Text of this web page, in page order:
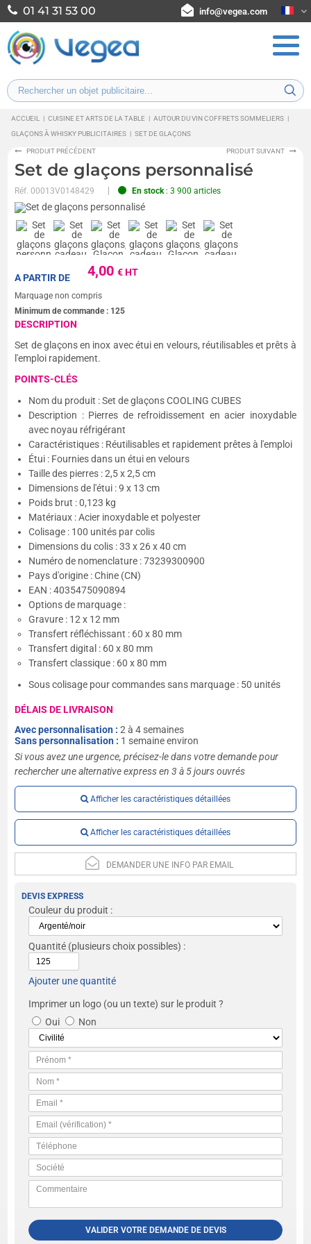
01 41 31 53 00 info@vegea.com
ACCUEIL | CUISINE ET ARTS DE LA TABLE | AUTOUR DU VIN COFFRETS SOMMELIERS |
GLAÇONS À WHISKY PUBLICITAIRES | SET DE GLAÇONS
PRODUIT PRÉCÉDENT PRODUIT SUIVANT
Set de glaçons personnalisé
Réf.00013V0148429 En stock: 3 900 articles
4,00€ HT
A PARTIR DE
Marquage non compris
Minimum de commande : 125
DESCRIPTION
Set de glaçons en inox avec étui en velours, réutilisables et prêts à
l'emploi rapidement.
POINTS-CLÉS
Nom du produit : Set de glaçons COOLING CUBES
Description : Pierres de refroidissement en acier inoxydable
avec noyau réfrigérant
Caractéristiques : Réutilisables et rapidement prêtes à l'emploi
Étui : Fournies dans un étui en velours
Taille des pierres : 2,5 x 2,5 cm
Dimensions de l'étui : 9 x 13 cm
Poids brut : 0,123 kg
Matériaux : Acier inoxydable et polyester
Colisage : 100 unités par colis
Dimensions du colis : 33 x 26 x 40 cm
Numéro de nomenclature : 73239300900
Pays d'origine : Chine (CN)
EAN : 4035475090894
Options de marquage :
Gravure : 12 x 12 mm
Transfert réfléchissant : 60 x 80 mm
Transfert digital : 60 x 80 mm
Transfert classique : 60 x 80 mm
Sous colisage pour commandes sans marquage : 50 unités
DÉLAIS DE LIVRAISON
Avec personnalisation :2 à 4 semaines
Sans personnalisation : 1 semaine environ
Si vous avez une urgence, précisez-le dans votre demande pour
rechercher une alternative express en 3 à 5 jours ouvrés
Afficher les caractéristiques détaillées
Afficher les caractéristiques détaillées
DEMANDER UNE INFO PAR EMAIL
DEVIS EXPRESS
Couleur du produit :
Quantité (plusieurs choix possibles) :
Ajouter une quantité
Imprimer un logo (ou un texte) sur le produit ?
Oui
Non
VALIDER VOTRE DEMANDE DE DEVIS